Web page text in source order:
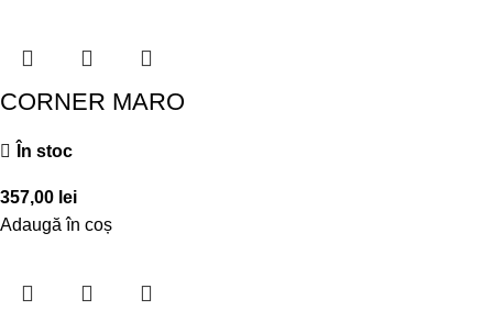
CORNER MARO
În stoc
357,00 lei
Adaugă în coș